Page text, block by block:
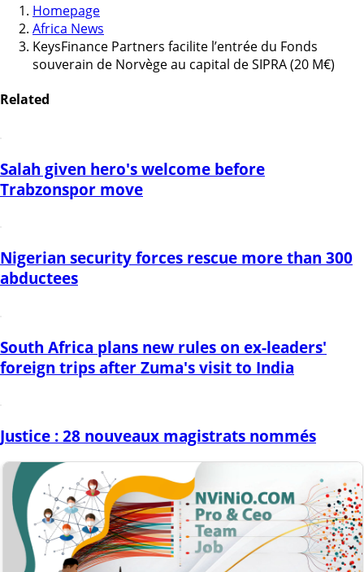
Homepage
Africa News
KeysFinance Partners facilite l’entrée du Fonds
souverain de Norvège au capital de SIPRA (20 M€)
Related
Salah given hero's welcome before
Trabzonspor move
Nigerian security forces rescue more than 300
abductees
South Africa plans new rules on ex-leaders'
foreign trips after Zuma's visit to India
Justice : 28 nouveaux magistrats nommés